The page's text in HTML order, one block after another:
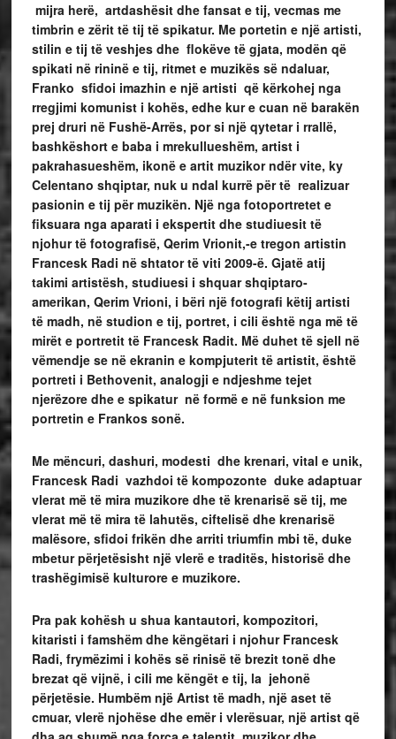
mijra herë, artdashësit dhe fansat e tij, vecmas me
timbrin e zërit të tij të spikatur. Me portetin e një artisti,
stilin e tij të veshjes dhe flokëve të gjata, modën që
spikati në rininë e tij, ritmet e muzikës së ndaluar,
Franko sfidoi imazhin e një artisti që kërkohej nga
rregjimi komunist i kohës, edhe kur e cuan në barakën
prej druri në Fushë-Arrës, por si një qytetar i rrallë,
bashkëshort e baba i mrekullueshëm, artist i
pakrahasueshëm, ikonë e artit muzikor ndër vite, ky
Celentano shqiptar, nuk u ndal kurrë për të realizuar
pasionin e tij për muzikën. Një nga fotoportretet e
fiksuara nga aparati i ekspertit dhe studiuesit të
njohur të fotografisë, Qerim Vrionit,-e tregon artistin
Francesk Radi në shtator të viti 2009-ë. Gjatë atij
takimi artistësh, studiuesi i shquar shqiptaro-
amerikan, Qerim Vrioni, i bëri një fotografi këtij artisti
të madh, në studion e tij, portret, i cili është nga më të
mirët e portretit të Francesk Radit. Më duhet të sjell në
vëmendje se në ekranin e kompjuterit të artistit, është
portreti i Bethovenit, analogji e ndjeshme tejet
njerëzore dhe e spikatur në formë e në funksion me
portretin e Frankos sonë.
Me mëncuri, dashuri, modesti dhe krenari, vital e unik,
Francesk Radi vazhdoi të kompozonte duke adaptuar
vlerat më të mira muzikore dhe të krenarisë së tij, me
vlerat më të mira të lahutës, ciftelisë dhe krenarisë
malësore, sfidoi frikën dhe arriti triumfin mbi të, duke
mbetur përjetësisht një vlerë e traditës, historisë dhe
trashëgimisë kulturore e muzikore.
Pra pak kohësh u shua kantautori, kompozitori,
kitaristi i famshëm dhe këngëtari i njohur Francesk
Radi, frymëzimi i kohës së rinisë të brezit tonë dhe
brezat që vijnë, i cili me këngët e tij, la jehonë
përjetësie. Humbëm një Artist të madh, një aset të
cmuar, vlerë njohëse dhe emër i vlerësuar, një artist që